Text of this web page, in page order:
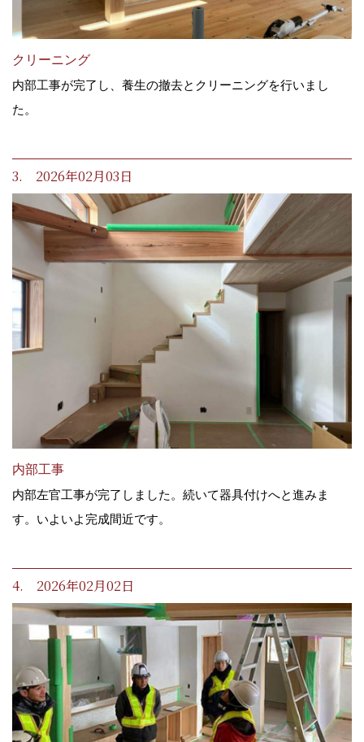
クリーニング
内部工事が完了し、養生の撤去とクリーニングを行いまし
た。
3. 2026年02月03日
内部工事
内部左官工事が完了しました。続いて器具付けへと進みま
す。いよいよ完成間近です。
4. 2026年02月02日